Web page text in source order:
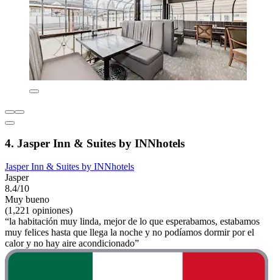
4. Jasper Inn & Suites by INNhotels
Jasper Inn & Suites by INNhotels
Jasper
8.4/10
Muy bueno
(1,221 opiniones)
“la habitación muy linda, mejor de lo que esperabamos, estabamos
muy felices hasta que llega la noche y no podíamos dormir por el
calor y no hay aire acondicionado”